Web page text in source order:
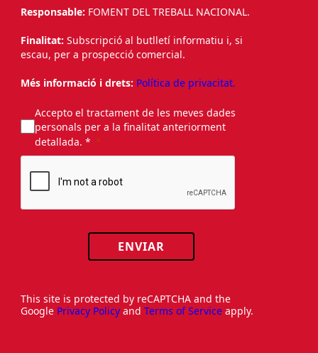
Responsable: FOMENT DEL TREBALL NACIONAL.
Finalitat: Subscripció al butlletí informatiu i, si
escau, per a prospecció comercial.
Més informació i drets: Política de privacitat.
Accepto el tractament de les meves dades
personals per a la finalitat anteriorment
detallada. *
ENVIAR
This site is protected by reCAPTCHA and the
Google Privacy Policy and Terms of Service apply.